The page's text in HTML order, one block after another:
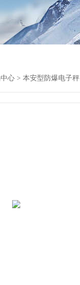
心 > 本安型防爆电子秤